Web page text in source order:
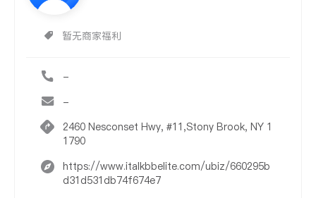
暂无商家福利
-
-
2460 Nesconset Hwy, #11,Stony Brook, NY 1
1790
https://www.italkbbelite.com/ubiz/660295b
d31d531db74f674e7